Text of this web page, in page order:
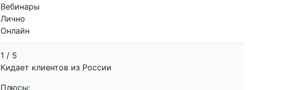
Вебинары
Лично
Онлайн
1 / 5
Кидает клиентов из России
Плюсы: